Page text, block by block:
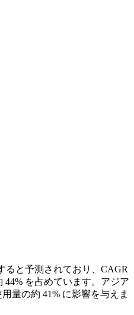
ると予測されており、CAGR
を占めています。アジア
量の約 41% に影響を与えま